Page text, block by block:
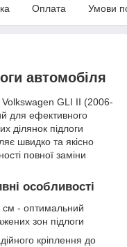
Оплата Умови
автомобіля
Volkswagen GLI II (2006-
для ефективного
ділянок підлоги
швидко та якісно
повної заміни
особливості
- оптимальний
зон підлоги
кріплення до